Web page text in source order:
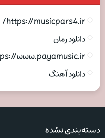
https://musicpars4.ir/
دانلود رمان
www.payamusic.ir/
دانلود آهنگ
دسته‌بندی نشده